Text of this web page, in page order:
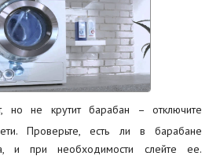
но не крутит барабан – отключите
Проверьте, есть ли в барабане
и при необходимости слейте ее.